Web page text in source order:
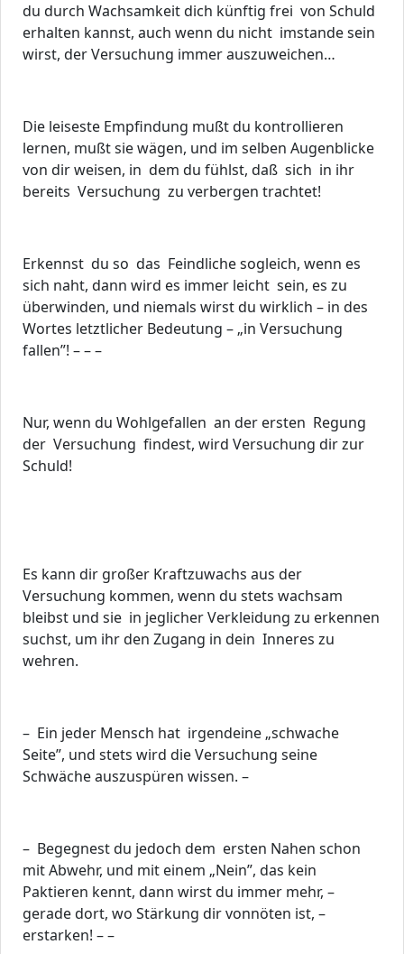
du durch Wachsamkeit dich künftig frei von Schuld
erhalten kannst, auch wenn du nicht imstande sein
wirst, der Versuchung immer auszuweichen…
Die leiseste Empfindung mußt du kontrollieren
lernen, mußt sie wägen, und im selben Augenblicke
von dir weisen, in dem du fühlst, daß sich in ihr
bereits Versuchung zu verbergen trachtet!
Erkennst du so das Feindliche sogleich, wenn es
sich naht, dann wird es immer leicht sein, es zu
überwinden, und niemals wirst du wirklich – in des
Wortes letztlicher Bedeutung – „in Versuchung
fallen”! – – –
Nur, wenn du Wohlgefallen an der ersten Regung
der Versuchung findest, wird Versuchung dir zur
Schuld!
Es kann dir großer Kraftzuwachs aus der
Versuchung kommen, wenn du stets wachsam
bleibst und sie in jeglicher Verkleidung zu erkennen
suchst, um ihr den Zugang in dein Inneres zu
wehren.
– Ein jeder Mensch hat irgendeine „schwache
Seite”, und stets wird die Versuchung seine
Schwäche auszuspüren wissen. –
– Begegnest du jedoch dem ersten Nahen schon
mit Abwehr, und mit einem „Nein”, das kein
Paktieren kennt, dann wirst du immer mehr, –
gerade dort, wo Stärkung dir vonnöten ist, –
erstarken! – –